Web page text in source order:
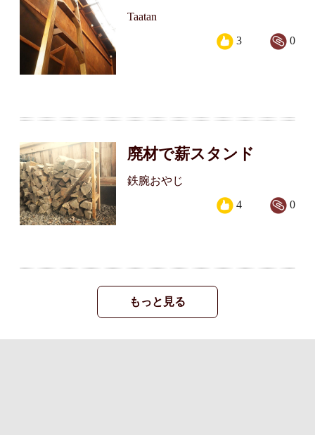
Taatan
0
3
廃材で薪スタンド
鉄腕おやじ
0
4
もっと見る